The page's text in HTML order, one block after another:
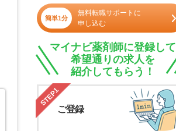
簡単1分
無料転職サポートに
申し込む
マイナビ薬剤師に登録して
希望通りの求人を
紹介してもらう！
STEP1
ご登録